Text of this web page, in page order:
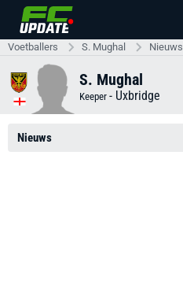
Voetballers S. Mughal Nieuws
S. Mughal
Keeper - Uxbridge
Nieuws